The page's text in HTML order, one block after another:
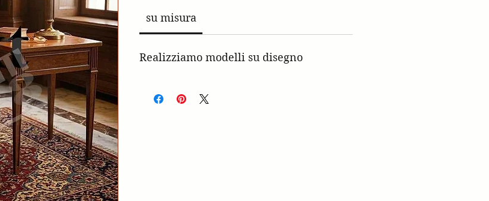
su misura
Realizziamo modelli su disegno